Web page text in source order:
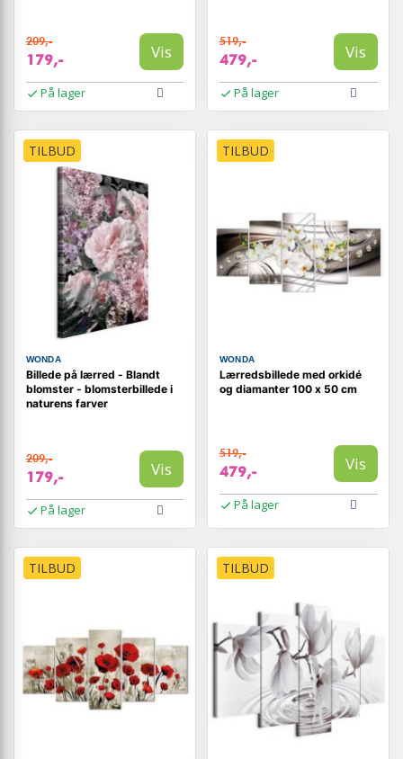
209,-
179,- Vis
På lager
519,-
479,- Vis
På lager
TILBUD
WONDA
Billede på lærred - Blandt
blomster - blomsterbillede i
naturens farver
209,-
179,- Vis
På lager
TILBUD
WONDA
Lærredsbillede med orkidé
og diamanter 100 x 50 cm
519,-
479,- Vis
På lager
TILBUD TILBUD